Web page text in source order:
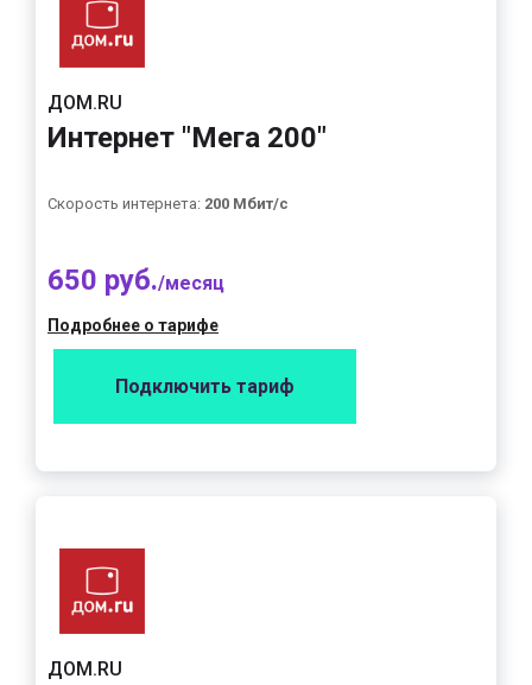
ДОМ.RU
Интернет "Мега 200"
Скорость интернета: 200 Мбит/с
650 руб./месяц
Подробнее о тарифе
Подключить тариф
ДОМ.RU